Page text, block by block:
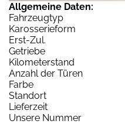
Allgemeine Daten:
Fahrzeugtyp
Karosserieform
Erst-Zul.
Getriebe
Kilometerstand
Anzahl der Türen
Farbe
Standort
Lieferzeit
Unsere Nummer